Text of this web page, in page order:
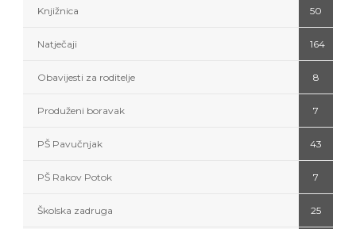
Knjižnica 50
Natječaji 164
Obavijesti za roditelje 8
Produženi boravak 7
PŠ Pavučnjak 43
PŠ Rakov Potok 7
Školska zadruga 25